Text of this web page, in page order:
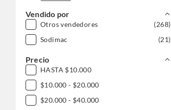
Vendido por
Otros vendedores
(268)
Sodimac
(21)
Precio
HASTA $10.000
$10.000 - $20.000
$20.000 - $40.000